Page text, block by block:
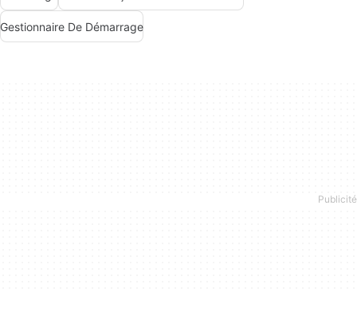
Gestionnaire De Démarrage